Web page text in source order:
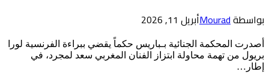
بواسطةMouradأبريل 11, 2026
أصدرت المحكمة الجنائية بـباريس حكماً يقضي ببراءة الفرنسية لورا
بريول من تهمة محاولة ابتزاز الفنان المغربي سعد لمجرد، في
إطار…